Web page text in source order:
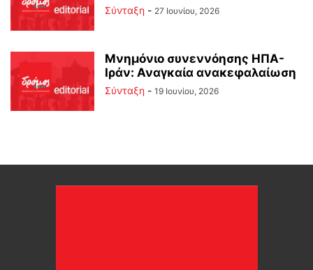
Σύνταξη - 27 Ιουνίου, 2026
Μνημόνιο συνεννόησης ΗΠΑ-
Ιράν: Αναγκαία ανακεφαλαίωση
Σύνταξη - 19 Ιουνίου, 2026